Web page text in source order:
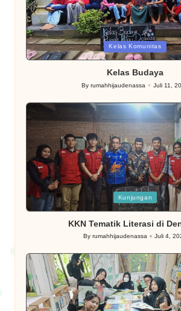
Posted
in
Kelas Komunitas
Kelas Budaya
Posted
Byrumahhijaudenassa Juli 11,
Posted
in
Kunjungan
KKN Tematik Literasi di
Posted
By rumahhijaudenassa Juli 4,